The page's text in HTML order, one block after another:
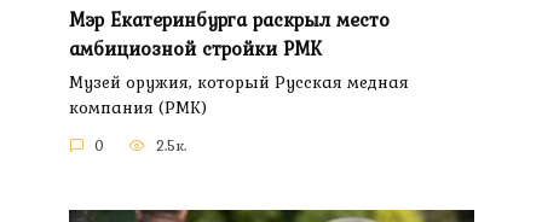
Мэр Екатеринбурга раскрыл место
амбициозной стройки РМК
Музей оружия, который Русская медная
компания (РМК)
0 2.5к.